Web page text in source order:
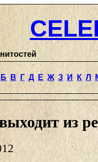
Б В Г Д Е Ж З И К Л
из